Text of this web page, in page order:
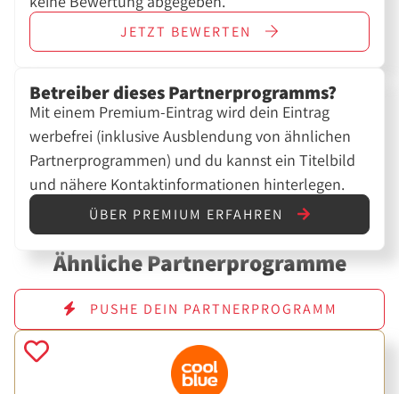
JETZT BEWERTEN
Betreiber dieses Partnerprogramms?
Mit einem Premium-Eintrag wird dein Eintrag
werbefrei (inklusive Ausblendung von ähnlichen
Partnerprogrammen) und du kannst ein Titelbild
und nähere Kontaktinformationen hinterlegen.
ÜBER PREMIUM ERFAHREN
Ähnliche Partnerprogramme
PUSHE DEIN PARTNERPROGRAMM